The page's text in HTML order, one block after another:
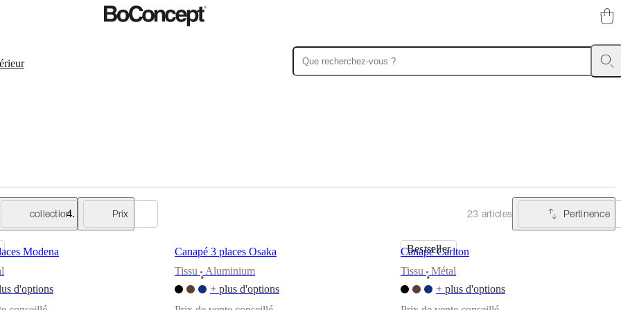
collection Prix 23 articles Pertinence
Modena
d'options
Canapé 3 places Osaka
Tissu
•
Aluminium
+ plus d'options
Bestseller
Canapé Carlton
Tissu
•
Métal
+ plus d'options